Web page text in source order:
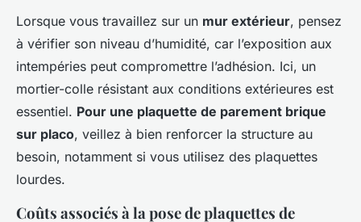
Lorsque vous travaillez sur un mur extérieur, pensez
à vérifier son niveau d’humidité, car l’exposition aux
intempéries peut compromettre l’adhésion. Ici, un
mortier-colle résistant aux conditions extérieures est
essentiel. Pour une plaquette de parement brique
sur placo, veillez à bien renforcer la structure au
besoin, notamment si vous utilisez des plaquettes
lourdes.
Coûts associés à la pose de plaquettes de